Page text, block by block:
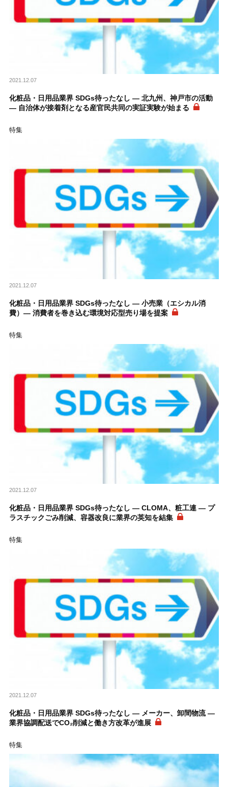
2021.12.07
化粧品・日用品業界 SDGs待ったなし ― 北九州、神戸市の活動
― 自治体が接着剤となる産官民共同の実証実験が始まる
特集
2021.12.07
化粧品・日用品業界 SDGs待ったなし ― 小売業（エシカル消
費）― 消費者を巻き込む環境対応型売り場を提案
特集
2021.12.07
化粧品・日用品業界 SDGs待ったなし ― CLOMA、粧工連 ― プ
ラスチックごみ削減、容器改良に業界の英知を結集
特集
2021.12.07
化粧品・日用品業界 SDGs待ったなし ― メーカー、卸間物流 ―
業界協調配送でCO₂削減と働き方改革が進展
特集